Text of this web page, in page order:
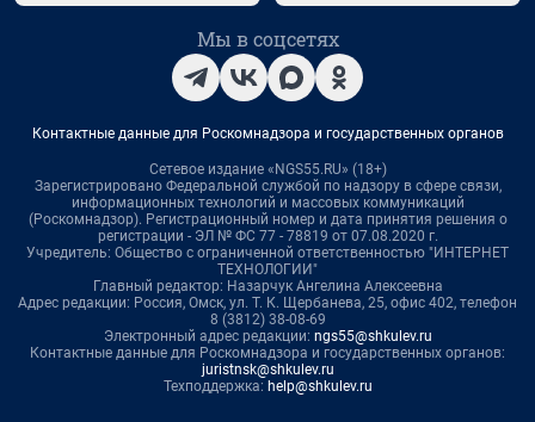
Мы в соцсетях
Контактные данные для Роскомнадзора и государственных органов
Сетевое издание «NGS55.RU» (18+)
Зарегистрировано Федеральной службой по надзору в сфере связи,
информационных технологий и массовых коммуникаций
(Роскомнадзор). Регистрационный номер и дата принятия решения о
регистрации - ЭЛ № ФС 77 - 78819 от 07.08.2020 г.
Учредитель: Общество с ограниченной ответственностью "ИНТЕРНЕТ
ТЕХНОЛОГИИ"
Главный редактор: Назарчук Ангелина Алексеевна
Адрес редакции: Россия, Омск, ул. Т. К. Щербанева, 25, офис 402, телефон
8 (3812) 38-08-69
Электронный адрес редакции: ngs55@shkulev.ru
Контактные данные для Роскомнадзора и государственных органов:
juristnsk@shkulev.ru
Техподдержка: help@shkulev.ru